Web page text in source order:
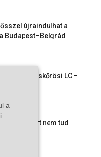
újraindulhat a
Budapest–Belgrád
a Kiskőrösi LC –
felett? Ezért nem tud
a